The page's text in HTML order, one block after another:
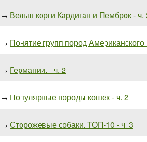
→ Вельш корги Кардиган и Пемброк - ч.
→ Понятие групп пород Американского
→ Германии. - ч. 2
→ Популярные породы кошек - ч. 2
→ Сторожевые собаки. ТОП-10 - ч. 3